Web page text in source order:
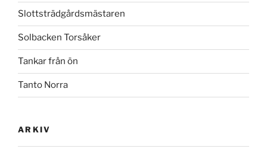
Slottsträdgårdsmästaren
Solbacken Torsåker
Tankar från ön
Tanto Norra
ARKIV